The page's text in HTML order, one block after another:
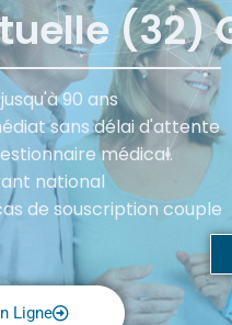
(32)
90 ans
sans délai d'attente
médical.
national
de souscription couple
Ligne